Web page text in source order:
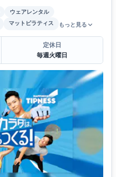
ウェアレンタル
マットピラティス もっと見る
定休日
毎週火曜日